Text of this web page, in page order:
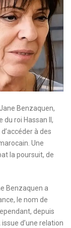
Benzaquen,
roi Hassan II,
à des
Une
la poursuit, de
Benzaquen a
le nom de
depuis
d’une relation